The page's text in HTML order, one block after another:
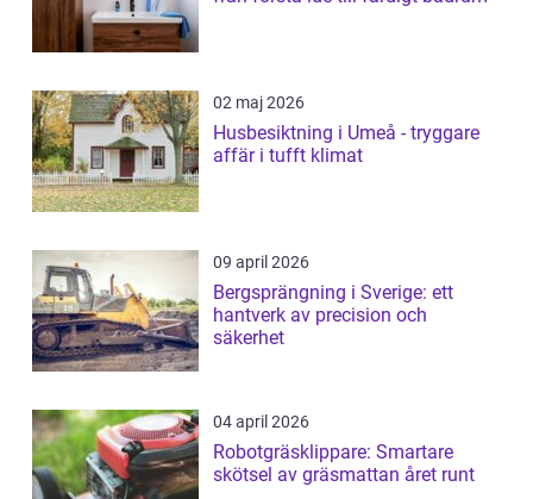
02 maj 2026
Husbesiktning i Umeå - tryggare
affär i tufft klimat
09 april 2026
Bergsprängning i Sverige: ett
hantverk av precision och
säkerhet
04 april 2026
Robotgräsklippare: Smartare
skötsel av gräsmattan året runt